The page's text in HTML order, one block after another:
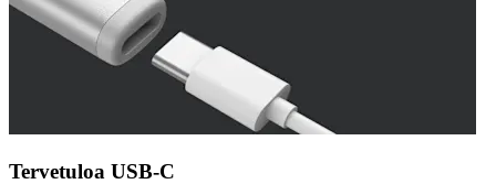
Tervetuloa USB-C